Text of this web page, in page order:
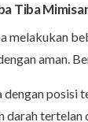
Tiba
melakukan
aman.
dengan
darah